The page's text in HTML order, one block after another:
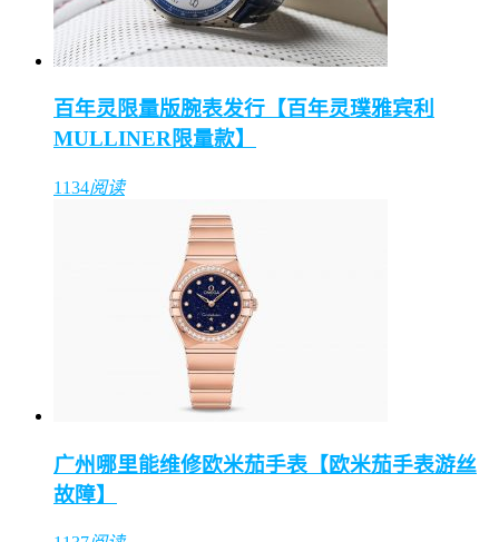
百年灵限量版腕表发行【百年灵璞雅宾利
MULLINER限量款】
1134阅读
广州哪里能维修欧米茄手表【欧米茄手表游丝
故障】